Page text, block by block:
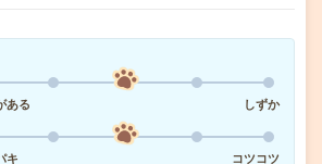
ある
しずか
キ
コツコツ